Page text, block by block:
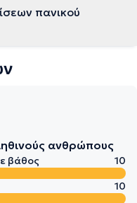
πανικού
ανθρώπους
βάθος
10
10